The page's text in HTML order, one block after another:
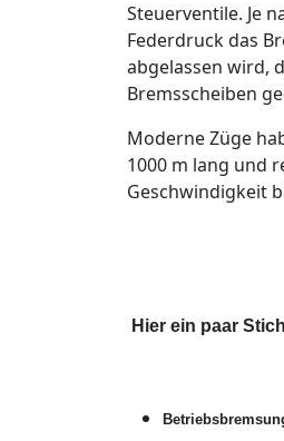
Steuerventile. Je
Federdruck das
abgelassen wird,
Bremsscheiben
Moderne Züge
1000 m lang und
Geschwindigkeit
Hier ein paar